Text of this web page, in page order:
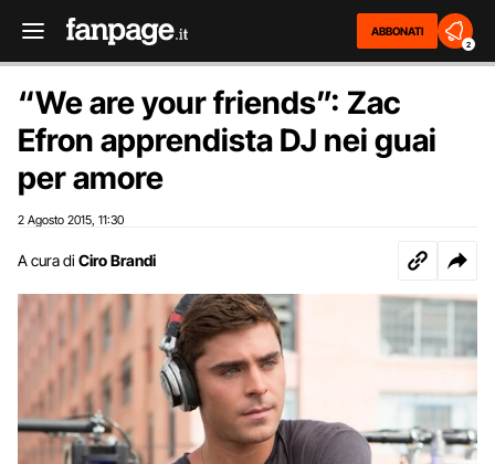
ABBONATI
2
“We are your friends”: Zac
Efron apprendista DJ nei guai
per amore
2 Agosto 2015 11:30
A cura di Ciro Brandi